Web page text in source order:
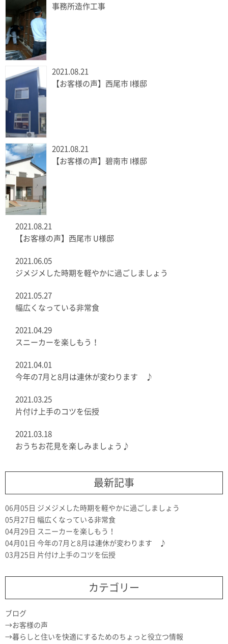
事務所造作工事
2021.08.21
【お客様の声】西尾市 I様邸
2021.08.21
【お客様の声】碧南市 I様邸
2021.08.21
【お客様の声】西尾市 U様邸
2021.06.05
ジメジメした時期を軽やかに過ごしましょう
2021.05.27
幅広くなっている非常食
2021.04.29
スニーカーを楽しもう！
2021.04.01
今年の7月と8月は連休が変わります ♪
2021.03.25
片付け上手のコツを伝授
2021.03.18
おうちお花見を楽しみましょう♪
最新記事
06月05日 ジメジメした時期を軽やかに過ごしましょう
05月27日 幅広くなっている非常食
04月29日 スニーカーを楽しもう！
04月01日 今年の7月と8月は連休が変わります ♪
03月25日 片付け上手のコツを伝授
カテゴリー
ブログ
お客様の声
暮らしと住いを快適にするためのちょっと役立つ情報